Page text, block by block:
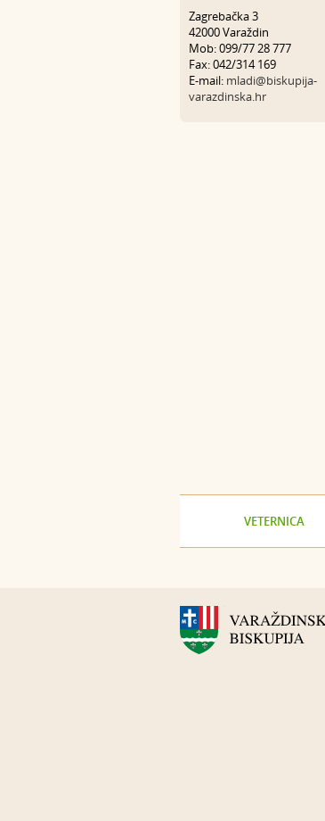
Zagrebačka 3
42000 Varaždin
Mob: 099/77 28 777
Fax: 042/314 169
E-mail: mladi@biskupija-
varazdinska.hr
VETERNICA